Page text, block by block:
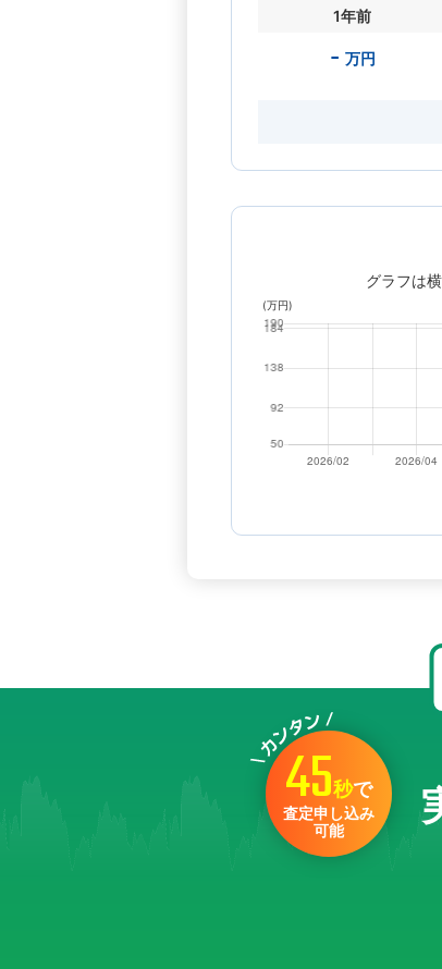
1年前
- 万円
グラフは
45秒で
査定申し込み
可能